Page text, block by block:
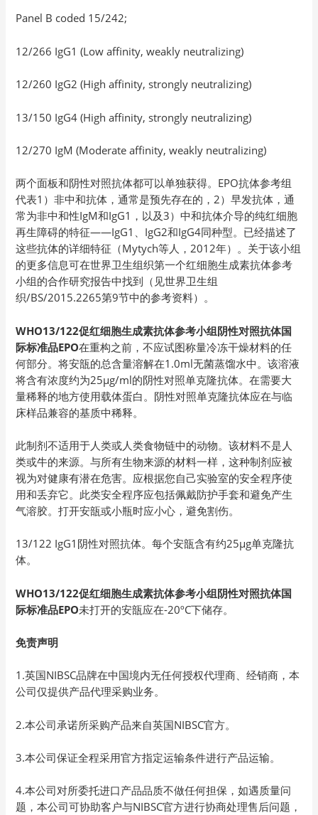
Panel B coded 15/242;
12/266 IgG1 (Low affinity, weakly neutralizing)
12/260 IgG2 (High affinity, strongly neutralizing)
13/150 IgG4 (High affinity, strongly neutralizing)
12/270 IgM (Moderate affinity, weakly neutralizing)
两个面板和阴性对照抗体都可以单独获得。EPO抗体参考组
代表1）非中和抗体，通常是预先存在的，2）早发抗体，通
常为非中和性IgM和IgG1，以及3）中和抗体介导的纯红细胞
再生障碍的特征——IgG1、IgG2和IgG4同种型。已经描述了
这些抗体的详细特征（Mytych等人，2012年）。关于该小组
的更多信息可在世界卫生组织第一个红细胞生成素抗体参考
小组的合作研究报告中找到（见世界卫生组
织/BS/2015.2265第9节中的参考资料）。
WHO13/122促红细胞生成素抗体参考小组阴性对照抗体国
际标准品EPO在重构之前，不应试图称量冷冻干燥材料的任
何部分。将安瓿的总含量溶解在1.0ml无菌蒸馏水中。该溶液
将含有浓度约为25µg/ml的阴性对照单克隆抗体。在需要大
量稀释的地方使用载体蛋白。阴性对照单克隆抗体应在与临
床样品兼容的基质中稀释。
此制剂不适用于人类或人类食物链中的动物。该材料不是人
类或牛的来源。与所有生物来源的材料一样，这种制剂应被
视为对健康有潜在危害。应根据您自己实验室的安全程序使
用和丢弃它。此类安全程序应包括佩戴防护手套和避免产生
气溶胶。打开安瓿或小瓶时应小心，避免割伤。
13/122 IgG1阴性对照抗体。每个安瓿含有约25µg单克隆抗
体。
WHO13/122促红细胞生成素抗体参考小组阴性对照抗体国
际标准品EPO未打开的安瓿应在-20ºC下储存。
免责声明
1.英国NIBSC品牌在中国境内无任何授权代理商、经销商，本
公司仅提供产品代理采购业务。
2.本公司承诺所采购产品来自英国NIBSC官方。
3.本公司保证全程采用官方指定运输条件进行产品运输。
4.本公司对所委托进口产品品质不做任何担保，如遇质量问
题，本公司可协助客户与NIBSC官方进行协商处理售后问题，